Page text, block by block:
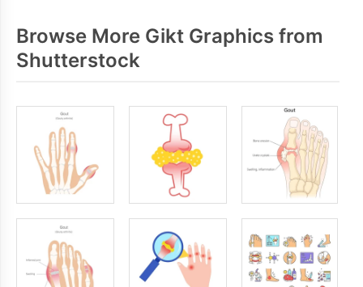
Browse More Gikt Graphics from
Shutterstock